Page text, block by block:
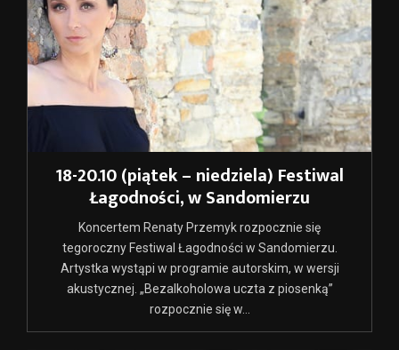
18-20.10 (piątek – niedziela) Festiwal
Łagodności, w Sandomierzu
Koncertem Renaty Przemyk rozpocznie się
tegoroczny Festiwal Łagodności w Sandomierzu.
Artystka wystąpi w programie autorskim, w wersji
akustycznej. „Bezalkoholowa uczta z piosenką”
rozpocznie się w...